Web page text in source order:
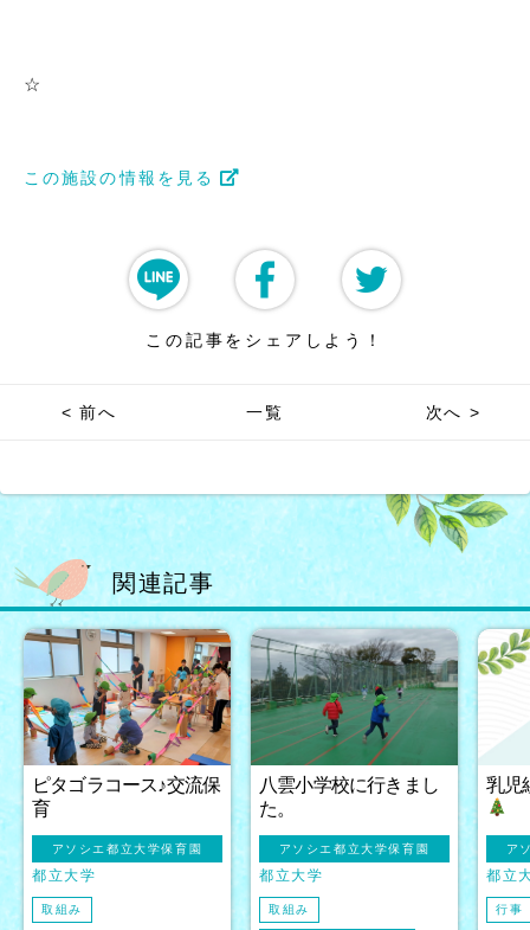
☆
この施設の情報を見る
この記事をシェアしよう！
< 前へ 一覧 次へ >
関連記事
ピタゴラコース♪交流保
育
アソシエ都立大学保育園
都立大学
取組み
八雲小学校に行きまし
た。
アソシエ都立大学保育園
都立大学
取組み
乳児
ア
都立
行事